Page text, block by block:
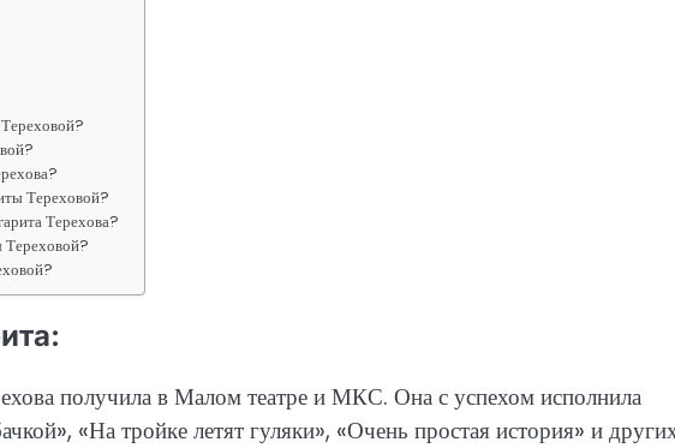
Тереховой?
Терехова?
Тереховой?
получила в Малом театре и МКС. Она с успехом исполнила
«На тройке летят гуляки», «Очень простая история» и